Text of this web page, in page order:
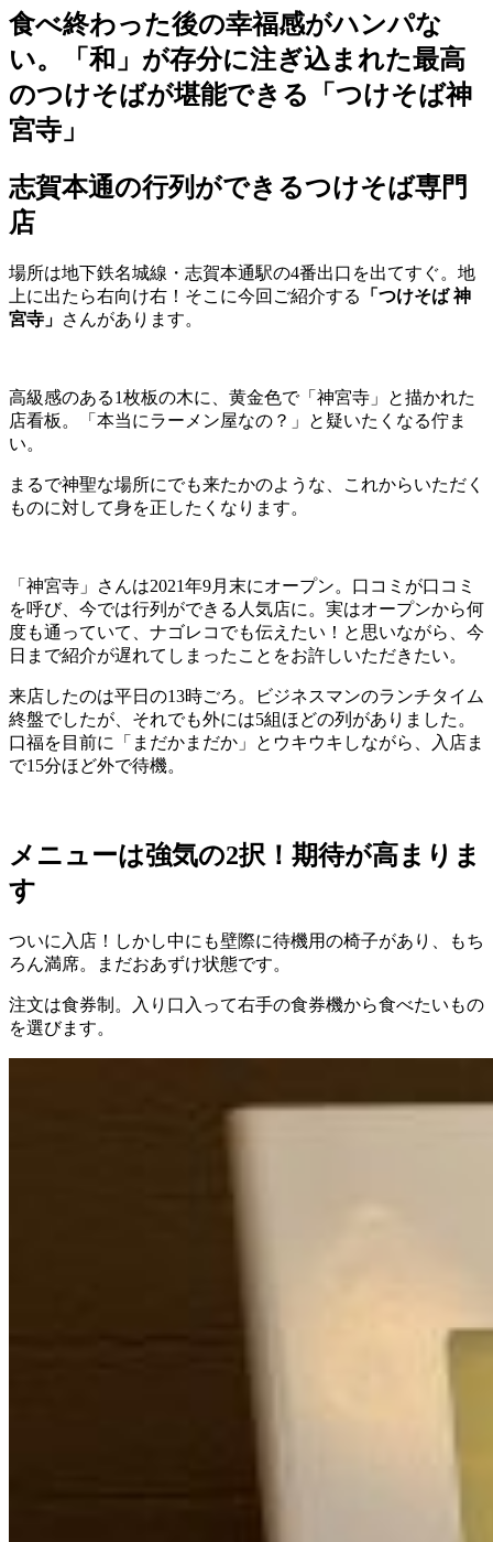
食べ終わった後の幸福感がハンパな
い。「和」が存分に注ぎ込まれた最高
のつけそばが堪能できる「つけそば神
宮寺」
志賀本通の行列ができるつけそば専門
店
場所は地下鉄名城線・志賀本通駅の4番出口を出てすぐ。地
上に出たら右向け右！そこに今回ご紹介する
「つけそば 神
宮寺」 さんがあります。
高級感のある1枚板の木に、黄金色で「神宮寺」と描かれた
店看板。「本当にラーメン屋なの？」と疑いたくなる佇ま
い。
まるで神聖な場所にでも来たかのような、これからいただく
ものに対して身を正したくなります。
「神宮寺」さんは2021年9月末にオープン。口コミが口コミ
を呼び、今では行列ができる人気店に。実はオープンから何
度も通っていて、ナゴレコでも伝えたい！と思いながら、今
日まで紹介が遅れてしまったことをお許しいただきたい。
来店したのは平日の13時ごろ。ビジネスマンのランチタイム
終盤でしたが、それでも外には5組ほどの列がありました。
口福を目前に「まだかまだか」とウキウキしながら、入店ま
で15分ほど外で待機。
メニューは強気の2択！期待が高まりま
す
ついに入店！しかし中にも壁際に待機用の椅子があり、もち
ろん満席。まだおあずけ状態です。
注文は食券制。入り口入って右手の食券機から食べたいもの
を選びます。